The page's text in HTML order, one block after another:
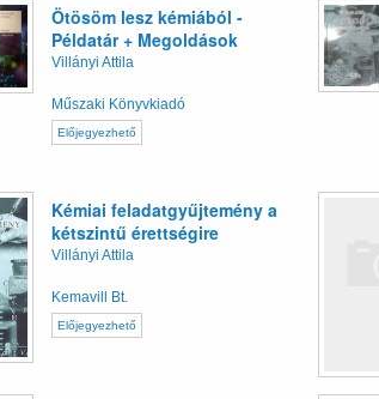
Ötösöm lesz kémiából -
Példatár + Megoldások
Villányi Attila
Műszaki Könyvkiadó
Előjegyezhető
Kémiai feladatgyűjtemény a
kétszintű érettségire
Villányi Attila
Kemavill Bt.
Előjegyezhető